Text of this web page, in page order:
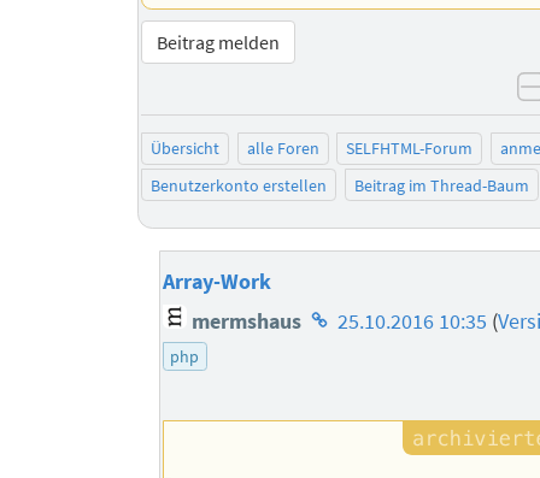
Beitrag melden
Übersicht alle Foren SELFHTML-Forum
Benutzerkonto erstellen
Beitrag im Thread-Baum
Array-Work
mermshaus Homepage
25.10.2016 10:35 (
php